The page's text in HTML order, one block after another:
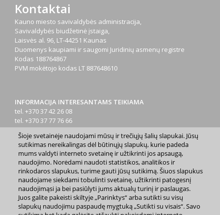
Kontaktai
Kauno miesto savivaldybės administracija,
Savivaldybės biudžetinė įstaiga,
Laisvės al. 96, LT-44251 Kaunas
Duomenys kaupiami ir saugomi Juridinių asmenų registre
Kodas 188764867
PVM mokėtojo kodas LT 887648610
INFORMACIJA INTERESANTAMS TEIKIAMA
tel. +370 37 42 26 08
tel. +370 37 77 76 66
tel. +370 660 07000
el. p.info@kaunas.lt
2023 m. Kauno miesto savivaldybė. Kopijuoti ir platinti
www.kaunas.lt skelbiamą informaciją be autorių sutikimo draudžiama.
Šioje svetainėje naudojami mūsų ir trečiųjų šalių slapukai. Jūsų
sutikimas nereikalingas dėl būtinųjų slapukų, kurie padeda
mums valdyti interneto svetainę ir užtikrinti jos apsaugą,
naudojimo. Norėdami naudoti statistikos, analitikos ir
rinkodaros slapukus, turime gauti jūsų sutikimą. Šiuos slapukus
naudojame siekdami tobulinti svetainę, užtikrinti patogesnį
naudojimąsi ja bei pasiūlyti jums aktualų turinį ir paslaugas.
Juos galite pakeisti skiltyje „Parinktys“ arba sutikti su visų
slapukų naudojimu paspaudę mygtuką „Sutikti su visais“. Savo